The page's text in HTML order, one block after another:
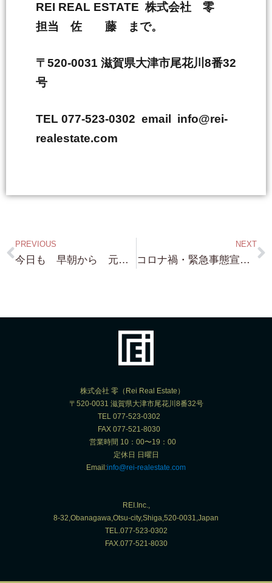
REI REAL ESTATE 株式会社 零
担当 佐 藤 まで。
〒520-0031 滋賀県大津市尾花川8番32
号
TEL 077-523-0302 email info@rei-
realestate.com
PREVIOUS
今日も 早朝から 元気に仕事をしています！・・今朝は 若干冷えますね・・でも 雪は降らなそうですが・・・琵琶湖浜付物件求めて（笑）頑張ります！
NEXT
コロナ禍・緊急事態宣言などについて 思う・・・これは 私なりの 意見というか 考えというか・・・・本当に飲食店・ホテルが大変ですが 皆んな大変なんです！
株式会社 零（Rei Real Estate）
〒520-0031 滋賀県大津市尾花川8番32号
TEL 077-523-0302
FAX 077-521-8030
営業時間 10：00〜19：00
定休日 日曜日
Email:info@rei-realestate.com
REI.Inc.,
8-32,Obanagawa,Otsu-city,Shiga,520-0031,Japan
TEL.077-523-0302
FAX.077-521-8030